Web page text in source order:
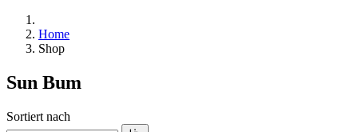
Home
Shop
Sun Bum
Sortiert nach